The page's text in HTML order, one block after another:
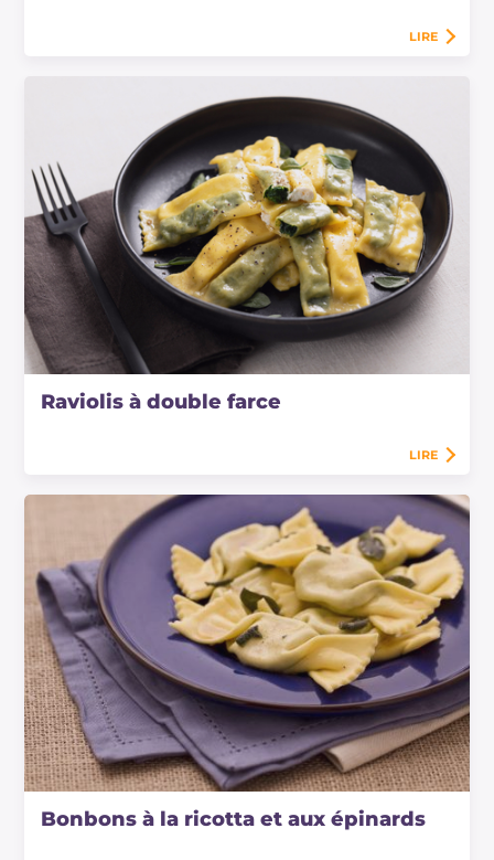
LIRE
Raviolis à double farce
LIRE
Bonbons à la ricotta et aux épinards